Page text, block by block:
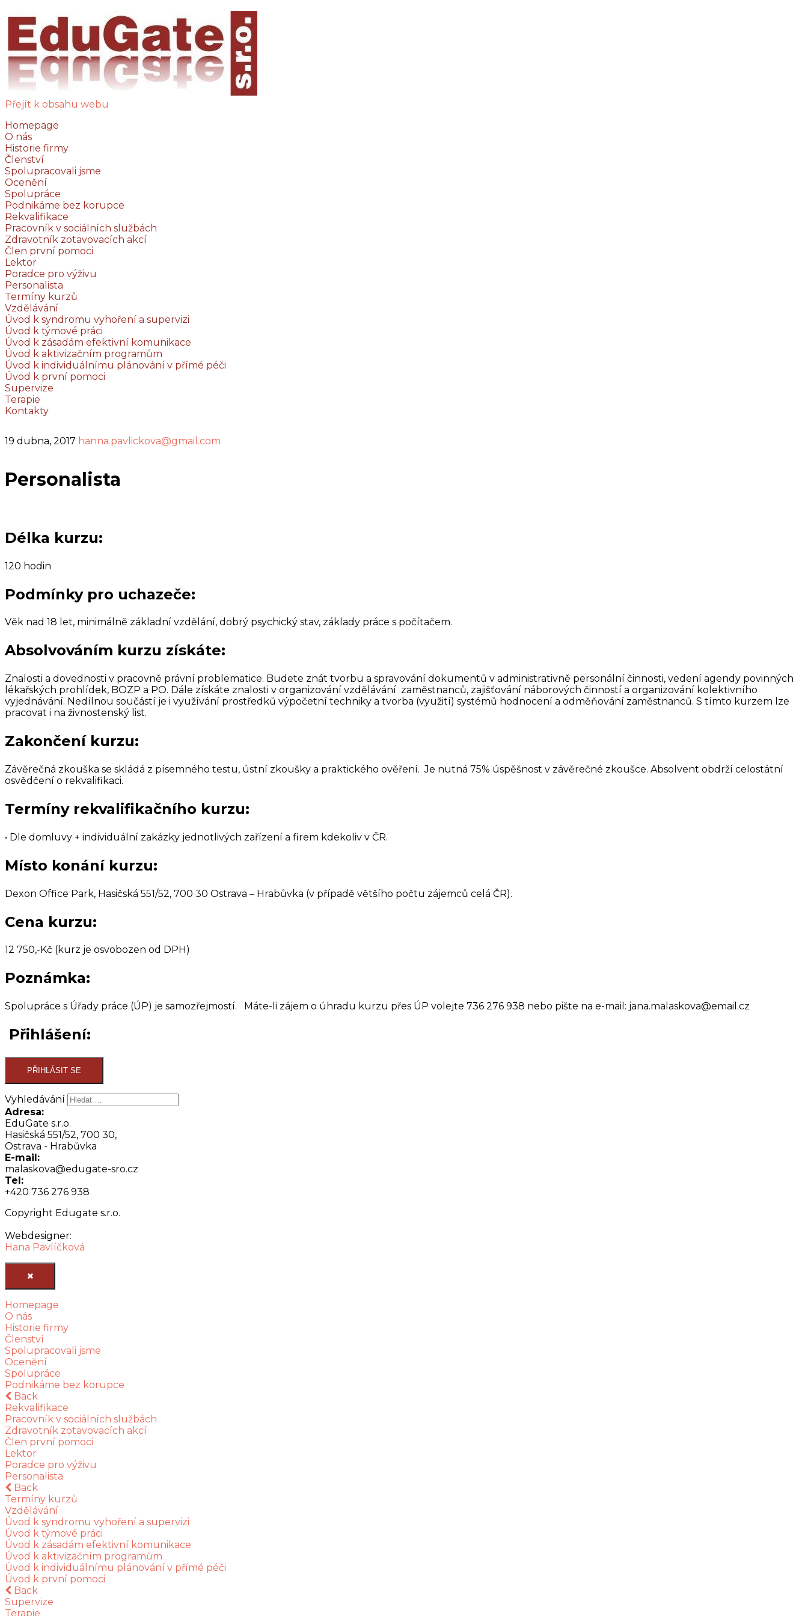
Přejít k obsahu webu
Homepage
O nás
Historie firmy
Členství
Spolupracovali jsme
Ocenění
Spolupráce
Podnikáme bez korupce
Rekvalifikace
Pracovník v sociálních službách
Zdravotník zotavovacích akcí
Člen první pomoci
Lektor
Poradce pro výživu
Personalista
Termíny kurzů
Vzdělávání
Úvod k syndromu vyhoření a supervizi
Úvod k týmové práci
Úvod k zásadám efektivní komunikace
Úvod k aktivizačním programům
Úvod k individuálnímu plánování v přímé péči
Úvod k první pomoci
Supervize
Terapie
Kontakty
19 dubna, 2017 hanna.pavlickova@gmail.com
Personalista
Délka kurzu:
120 hodin
Podmínky pro uchazeče:
Věk nad 18 let, minimálně základní vzdělání, dobrý psychický stav, základy práce s počítačem.
Absolvováním kurzu získáte:
Znalosti a dovednosti v pracovně právní problematice. Budete znát tvorbu a spravování dokumentů v administrativně personální činnosti, vedení agendy povinných
lékařských prohlídek, BOZP a PO. Dále získáte znalosti v organizování vzdělávání zaměstnanců, zajišťování náborových činností a organizování kolektivního
vyjednávání. Nedílnou součástí je i využívání prostředků výpočetní techniky a tvorba (využití) systémů hodnocení a odměňování zaměstnanců. S tímto kurzem lze
pracovat i na živnostenský list.
Zakončení kurzu:
Závěrečná zkouška se skládá z písemného testu, ústní zkoušky a praktického ověření. Je nutná 75% úspěšnost v závěrečné zkoušce. Absolvent obdrží celostátní
osvědčení o rekvalifikaci.
Termíny rekvalifikačního kurzu:
• Dle domluvy + individuální zakázky jednotlivých zařízení a firem kdekoliv v ČR.
Místo konání kurzu:
Dexon Office Park, Hasičská 551/52, 700 30 Ostrava – Hrabůvka (v případě většího počtu zájemců celá ČR).
Cena kurzu:
12 750,-Kč (kurz je osvobozen od DPH)
Poznámka:
Spolupráce s Úřady práce (ÚP) je samozřejmostí. Máte-li zájem o úhradu kurzu přes ÚP volejte 736 276 938 nebo pište na e-mail: jana.malaskova@email.cz
Přihlášení:
PŘIHLÁSIT SE
Vyhledávání
Adresa:
EduGate s.r.o.
Hasičská 551/52, 700 30,
Ostrava - Hrabůvka
E-mail:
malaskova@edugate-sro.cz
Tel:
+420 736 276 938
Copyright Edugate s.r.o.
Webdesigner:
Hana Pavlíčková
Homepage
O nás
Historie firmy
Členství
Spolupracovali jsme
Ocenění
Spolupráce
Podnikáme bez korupce
Back
Rekvalifikace
Pracovník v sociálních službách
Zdravotník zotavovacích akcí
Člen první pomoci
Lektor
Poradce pro výživu
Personalista
Back
Termíny kurzů
Vzdělávání
Úvod k syndromu vyhoření a supervizi
Úvod k týmové práci
Úvod k zásadám efektivní komunikace
Úvod k aktivizačním programům
Úvod k individuálnímu plánování v přímé péči
Úvod k první pomoci
Back
Supervize
Terapie